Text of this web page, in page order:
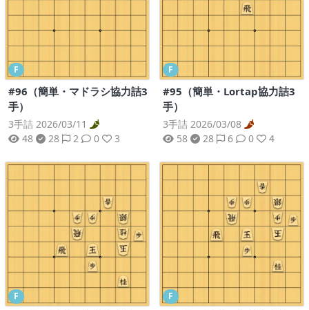
F
#96（簡単・マドラシ協力詰3
手）
3手詰 2026/03/11
48
28 2 0 3
F
#95（簡単・Lortap協力詰3
手）
3手詰 2026/03/08
58
28 6 0 4
F F